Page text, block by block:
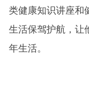
类健康知识讲座和
生活保驾护航，让
年生活。